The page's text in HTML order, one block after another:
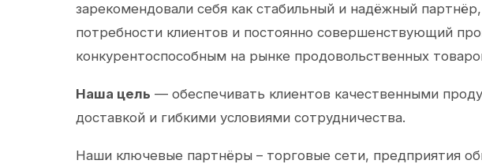
зарекомендовали себя как стабильный и надёжный
потребности клиентов и постоянно совершенствующий
конкурентоспособным на рынке продовольственных
Наша цель — обеспечивать клиентов качественными
доставкой и гибкими условиями сотрудничества.
Наши ключевые партнёры – торговые сети, предприятия